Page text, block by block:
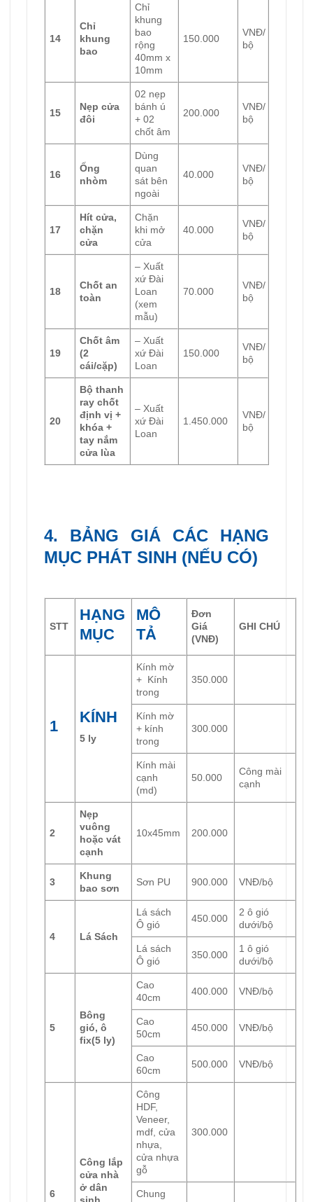
14
Chỉ
khung
bao
Chỉ
khung
bao
rộng
40mm x
10mm
150.000
VNĐ/
bộ
15
Nẹp cửa
đôi
02 nẹp
bánh ú
+ 02
chốt âm
200.000
VNĐ/
bộ
16
Ống
nhòm
Dùng
quan
sát bên
ngoài
40.000
VNĐ/
bộ
17
Hít cửa,
chặn
cửa
Chặn
khi mở
cửa
40.000
VNĐ/
bộ
18
Chốt an
toàn
– Xuất
xứ Đài
Loan
(xem
mẫu)
70.000
VNĐ/
bộ
19
Chốt âm
(2
cái/cặp)
– Xuất
xứ Đài
Loan
150.000
VNĐ/
bộ
20
Bộ thanh
ray chốt
định vị +
khóa +
tay nắm
cửa lùa
– Xuất
xứ Đài
Loan
1.450.000
VNĐ/
bộ
4. BẢNG GIÁ CÁC HẠNG
MỤC PHÁT SINH (NẾU CÓ)
STT
HẠNG
MỤC
MÔ
TẢ
Đơn
Giá
(VNĐ)
GHI CHÚ
1
KÍNH
5 ly
Kính mờ
+ Kính
trong
350.000
Kính mờ
+ kính
trong
300.000
Kính mài
cạnh
(md)
50.000
Công mài
cạnh
2
Nẹp
vuông
hoặc vát
cạnh
10x45mm 200.000
3
Khung
bao sơn
Sơn PU 900.000 VNĐ/bộ
4 Lá Sách
Lá sách
Ô gió
450.000
2 ô gió
dưới/bộ
Lá sách
Ô gió
350.000
1 ô gió
dưới/bộ
5
Bông
gió, ô
fix(5 ly)
Cao
40cm
400.000 VNĐ/bộ
Cao
50cm
450.000 VNĐ/bộ
Cao
60cm
500.000 VNĐ/bộ
6
Công lắp
cửa nhà
ở dân
sinh,
Công
HDF,
Veneer,
mdf, cửa
nhựa,
cửa nhựa
gỗ
300.000
Chung